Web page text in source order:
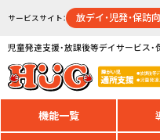
サービスサイト： 放デイ・児発・保訪
児童発達支援・放課後等デイサービス
機能一覧